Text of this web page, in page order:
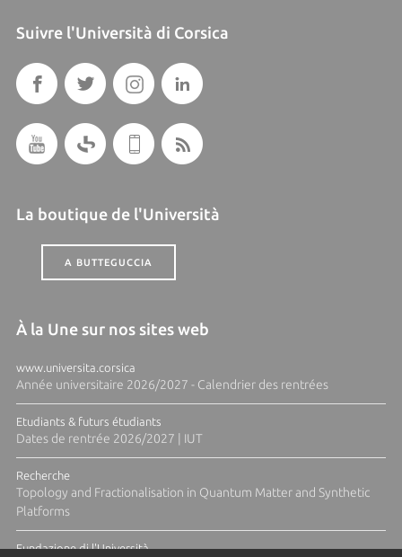
Suivre l'Università di Corsica
La boutique de l'Università
A BUTTEGUCCIA
À la Une sur nos sites web
www.universita.corsica
Année universitaire 2026/2027 - Calendrier des rentrées
Etudiants & futurs étudiants
Dates de rentrée 2026/2027 | IUT
Recherche
Topology and Fractionalisation in Quantum Matter and Synthetic
Platforms
Fundazione di l'Università